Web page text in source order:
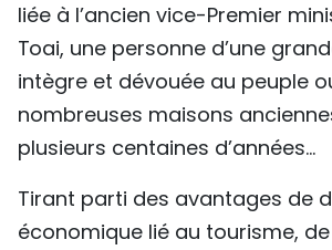
liée à l’ancien vice-Premier
Toai, une personne d’une
intègre et dévouée au peuple
nombreuses maisons
plusieurs centaines d’années…
Tirant parti des avantages de
économique lié au tourisme,